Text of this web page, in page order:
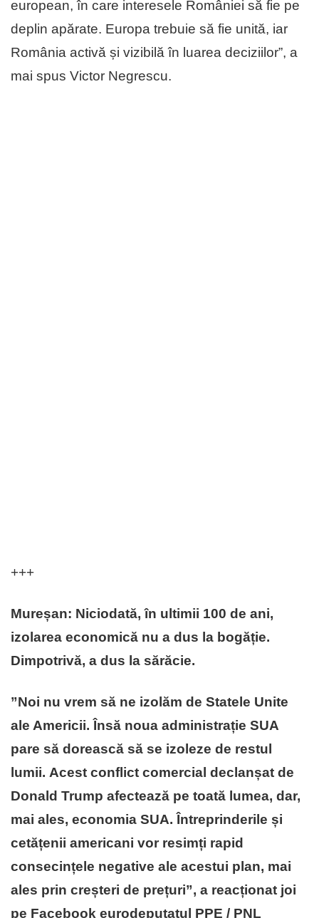
european, în care interesele României să fie pe
deplin apărate. Europa trebuie să fie unită, iar
România activă și vizibilă în luarea deciziilor”, a
mai spus Victor Negrescu.
+++
Mureșan: Niciodată, în ultimii 100 de ani,
izolarea economică nu a dus la bogăție.
Dimpotrivă, a dus la sărăcie.
”Noi nu vrem să ne izolăm de Statele Unite
ale Americii. Însă noua administrație SUA
pare să dorească să se izoleze de restul
lumii. Acest conflict comercial declanșat de
Donald Trump afectează pe toată lumea, dar,
mai ales, economia SUA. Întreprinderile și
cetățenii americani vor resimți rapid
consecințele negative ale acestui plan, mai
ales prin creșteri de prețuri”, a reacționat joi
pe Facebook eurodeputatul PPE / PNL